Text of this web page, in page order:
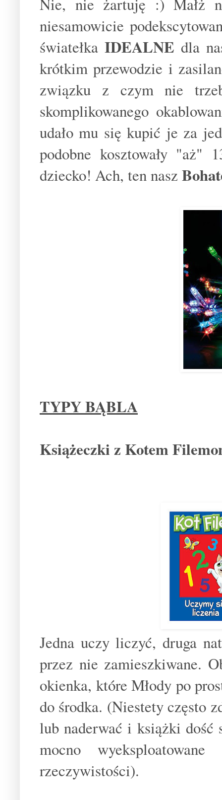
niesamowicie
światełkaIDEALNE dla
krótkim przewodzie i
związku z czym nie
skomplikowanego
udało mu się kupić je za
podobne kosztowały
dziecko! Ach, ten nasz
TYPY BĄBLA
Książeczki z Kotem
Jedna uczy liczyć, druga
przez nie zamieszkiwane.
okienka, które Młody po
do środka. (Niestety często
lub naderwać i książki dość
mocno
rzeczywistości).